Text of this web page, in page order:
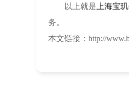
以上就是 上海宝
务。
本文链接：http://